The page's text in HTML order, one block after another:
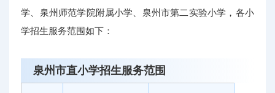
学、泉州师范学院附属小学、泉州市第二实验小学，各小
学招生服务范围如下：
泉州市直小学招生服务范围